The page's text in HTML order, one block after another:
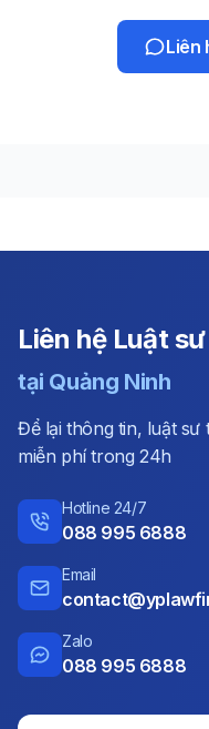
Liên
Liên hệ Luật sư
tại Quảng Ninh
Để lại thông tin, luật sư
miễn phí trong 24h
Hotline 24/7
088 995 6888
Email
Zalo
088 995 6888